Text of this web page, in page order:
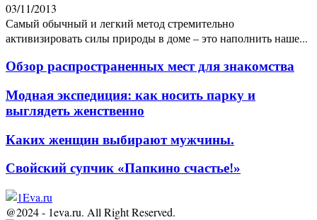
03/11/2013
Самый обычный и легкий метод стремительно
активизировать силы природы в доме – это наполнить наше...
Обзор распространенных мест для знакомства
Модная экспедиция: как носить парку и
выглядеть женственно
Каких женщин выбирают мужчины.
Свойский супчик «Папкино счастье!»
@2024 - 1eva.ru. All Right Reserved.